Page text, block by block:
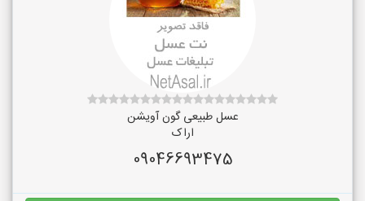
عسل طبیعی گون آویشن
اراک
09046693475